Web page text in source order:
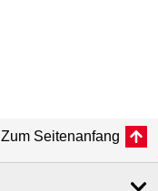
Zum Seitenanfang